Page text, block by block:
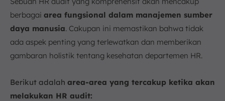
berbagai area fungsional dalam manajemen sumber
daya manusia. Cakupan ini memastikan bahwa tidak
ada aspek penting yang terlewatkan dan memberikan
gambaran holistik tentang kesehatan departemen HR.
Berikut adalah area-area yang tercakup ketika akan
melakukan HR audit: